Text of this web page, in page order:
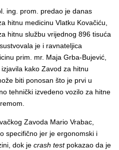
ing. prom. predao je danas
hitnu medicinu Vlatku Kovačiću,
hitnu službu vrijednog 896 tisuća
je i ravnateljica
prim. mr. Maja Grba-Bujević,
kako Zavod za hitnu
biti ponosan što je prvi u
tehnički izvedeno vozilo za hitne
Zavoda Mario Vrabac,
specifično jer je ergonomski i
dok je crash test pokazao da je